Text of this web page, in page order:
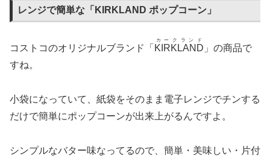
レンジで簡単な「KIRKLAND ポップコーン」
コストコのオリジナルブランド「 KIRKLAND
カークランド
」の商品で
すね。
小袋になっていて、紙袋をそのまま電子レンジでチンする
だけで簡単にポップコーンが出来上がるんですよ。
シンプルなバター味なってるので、簡単・美味しい・片付